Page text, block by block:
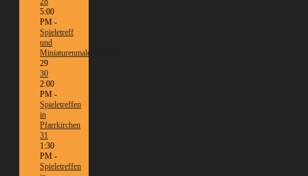
5:00
PM -
Spieletreff
und
Miniaturenmalen/Tabletop
29
30
2:00
PM -
Spieletreffen
in
Pfarrkirchen
31
1:30
PM -
Spieletreffen